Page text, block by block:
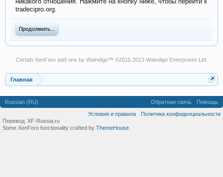
tradecipro.org.
Продолжить...
Certain XenForo add-ons by Waindigo™ ©2011-2013 Waindigo Enterprises Ltd.
Главная
Russian (RU) Обратная связь
Помощь
Условия и правила
Политика конфиденциальности
Перевод: XF-Russia.ru
Some XenForo functionality crafted by ThemeHouse